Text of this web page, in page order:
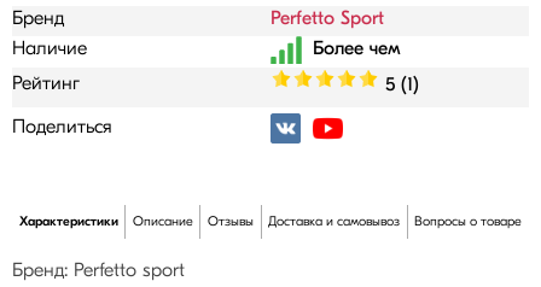
Бренд
Perfetto Sport
Наличие
Рейтинг
5 (1)
Поделиться
Характеристики Описание Отзывы Доставка и самовывоз Вопросы о товаре
Бренд: Perfetto sport